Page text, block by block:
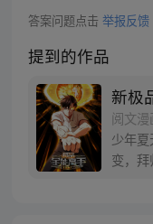
答案问题点击 举报反馈
提到的作品
新极
阅文漫
少年
变，